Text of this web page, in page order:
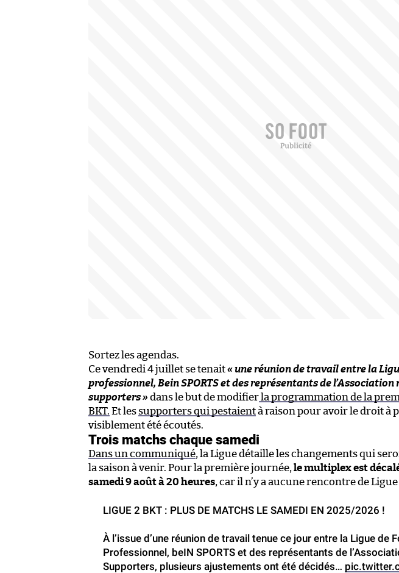
Sortez les agendas.
Ce vendredi 4 juillet se tenait« une réunion de travail entre la
professionnel, Bein SPORTS et des représentants de
supporters » dans le but de modifier la programmation de la
BKT. Et les supporters qui pestaientà raison pour avoir le droit à
visiblement été écoutés.
Trois matchs chaque samedi
Dans un communiqué, la Ligue détaille les changements qui
la saison à venir. Pour la première journée, le multiplex est
samedi 9 août à 20 heures, car il n’y a aucune rencontre de
LIGUE 2 BKT : PLUS DE MATCHS LE SAMEDI EN 2025/2026 !
À l’issue d’une réunion de travail tenue ce jour entre la Ligue de
Professionnel, beIN SPORTS et des représentants de
Supporters, plusieurs ajustements ont été décidés…